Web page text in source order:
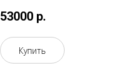
53000 р.
Купить